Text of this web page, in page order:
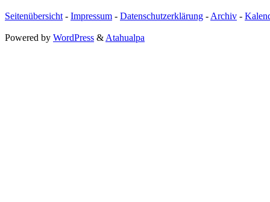
Seitenübersicht - Impressum - Datenschutzerklärung - Archiv -
Powered by WordPress & Atahualpa